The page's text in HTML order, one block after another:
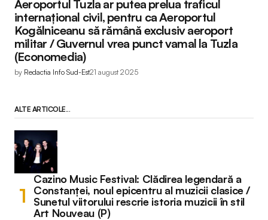
Aeroportul Tuzla ar putea prelua traficul
internațional civil, pentru ca Aeroportul
Kogălniceanu să rămână exclusiv aeroport
militar / Guvernul vrea punct vamal la Tuzla
(Economedia)
by Redactia Info Sud-Est21 august 2025
ALTE ARTICOLE...
Cazino Music Festival: Clădirea legendară a
Constanței, noul epicentru al muzicii clasice /
Sunetul viitorului rescrie istoria muzicii în stil
Art Nouveau (P)